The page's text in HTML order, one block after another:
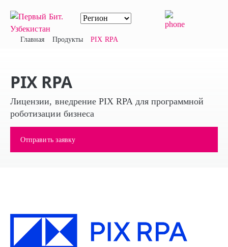
Главная Продукты PIX RPA
PIX RPA
Лицензии, внедрение PIX RPA для программной
роботизации бизнеса
Отправить заявку